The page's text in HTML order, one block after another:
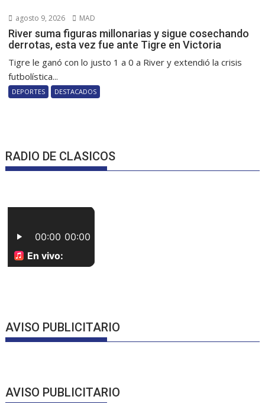
agosto 9, 2026 MAD
River suma figuras millonarias y sigue cosechando
derrotas, esta vez fue ante Tigre en Victoria
Tigre le ganó con lo justo 1 a 0 a River y extendió la crisis
futbolística...
DEPORTES DESTACADOS
RADIO DE CLASICOS
AVISO PUBLICITARIO
AVISO PUBLICITARIO